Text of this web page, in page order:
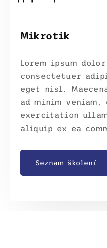
Mikrotik
Lorem ipsum
consectetuer
eget nisl.
ad minim veniam,
exercitation
aliquip ex ea
Seznam školení